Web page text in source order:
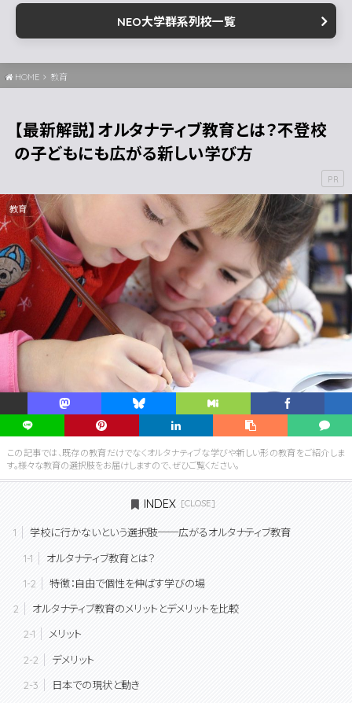
NEO大学群系列校一覧
HOME 教育
【最新解説】オルタナティブ教育とは？不登校
の子どもにも広がる新しい学び方
教育
この記事では、既存の教育だけでなくオルタナティブな学びや新しい形の教育をご紹介しま
す。様々な教育の選択肢をお届けしますので、ぜひご覧ください。
INDEX
学校に行かないという選択肢──広がるオルタナティブ教育
オルタナティブ教育とは？
特徴：自由で個性を伸ばす学びの場
オルタナティブ教育のメリットとデメリットを比較
メリット
デメリット
日本での現状と動き